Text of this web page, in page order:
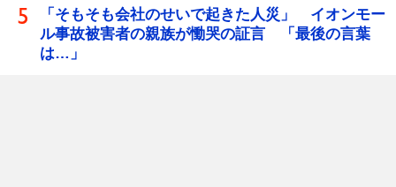
「そもそも会社のせいで起きた人災」 イオンモー
ル事故被害者の親族が慟哭の証言 「最後の言葉
は…」